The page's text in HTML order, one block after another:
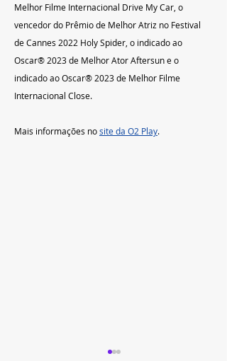
Melhor Filme Internacional Drive My Car, o
vencedor do Prêmio de Melhor Atriz no Festival
de Cannes 2022 Holy Spider, o indicado ao
Oscar® 2023 de Melhor Ator Aftersun e o
indicado ao Oscar® 2023 de Melhor Filme
Internacional Close.
Mais informações no site da O2 Play.